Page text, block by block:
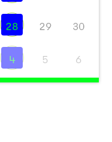
28 29 30
4 5 6